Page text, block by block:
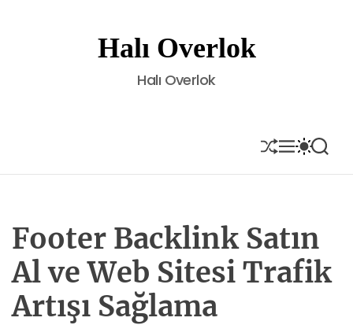
t
Halı Overlok
Halı Overlok
S
H
U
E
M
E
N
S
W
I
C
O
L
O
R
S
E
A
Footer Backlink Satın
Al ve Web Sitesi Trafik
Artışı Sağlama